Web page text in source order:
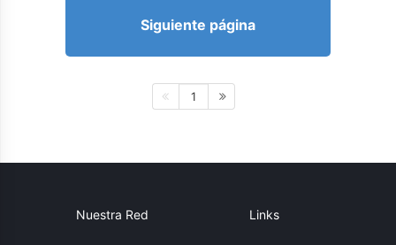
Siguiente página
1
Nuestra Red Links